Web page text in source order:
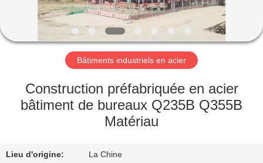
VR
SHOW
SUJET
Bâtiments industriels en acier
Construction préfabriquée en acier
bâtiment de bureaux Q235B Q355B
Matériau
Lieu d'origine: La Chine